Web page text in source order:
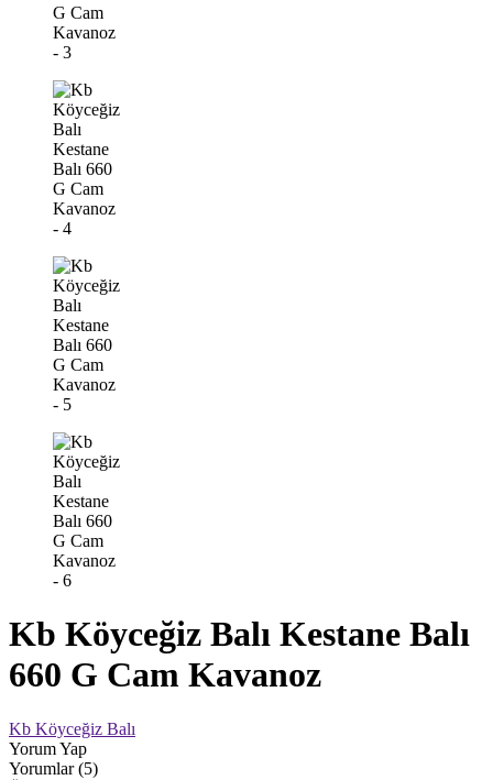
Kb Köyceğiz Balı Kestane Balı
660 G Cam Kavanoz
Kb Köyceğiz Balı
Yorum Yap
Yorumlar (5)